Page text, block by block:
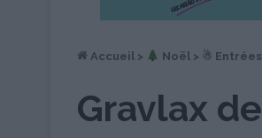
Accueil > ︎ Noël > ☃ Entrées
Gravlax